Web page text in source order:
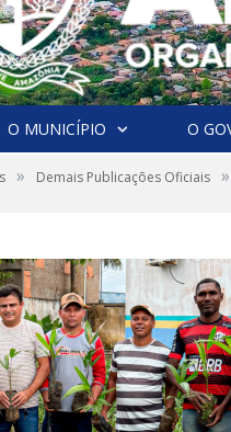
O MUNICÍPIO O
» Demais Publicações Oficiais »